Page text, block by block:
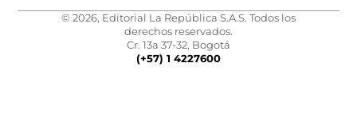
© 2026, Editorial La República S.A.S. Todos los
derechos reservados.
Cr. 13a 37-32, Bogotá
(+57) 1 4227600